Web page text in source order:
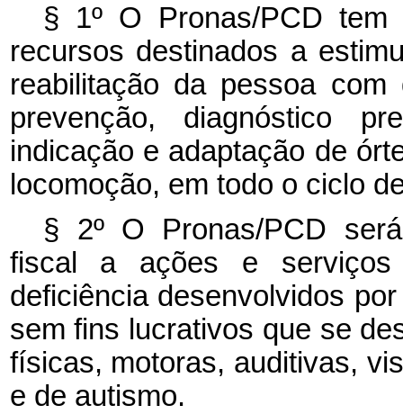
§ 1º O Pronas/PCD
recursos destinados a
reabilitação da pessoa com
prevenção, diagnóstico
indicação e adaptação de
locomoção, em todo o ciclo
§ 2º O Pronas/PCD
fiscal a ações e
deficiência desenvolvidos
sem fins lucrativos que se
físicas, motoras, auditivas,
e de autismo.